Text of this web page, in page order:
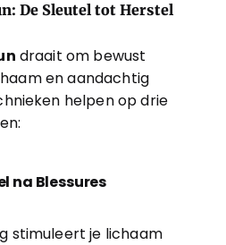
De Sleutel tot Herstel
draait om bewust
en aandachtig
helpen op drie
na Blessures
stimuleert je lichaam